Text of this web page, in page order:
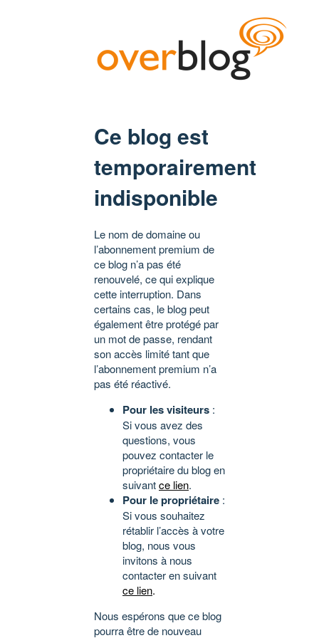
Ce blog est
temporairement
indisponible
Le nom de domaine ou
l’abonnement premium de
ce blog n’a pas été
renouvelé, ce qui explique
cette interruption. Dans
certains cas, le blog peut
également être protégé par
un mot de passe, rendant
son accès limité tant que
l’abonnement premium n’a
pas été réactivé.
Pour les visiteurs :
Si vous avez des
questions, vous
pouvez contacter le
propriétaire du blog en
suivantce lien.
Pour le propriétaire :
Si vous souhaitez
rétablir l’accès à votre
blog, nous vous
invitons à nous
contacter en suivant
ce lien.
Nous espérons que ce blog
pourra être de nouveau